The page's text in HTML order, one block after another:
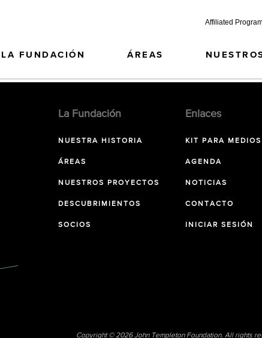
Affiliated
LA FUNDACIÓN ÁREAS
La Fundación
NUESTRA HISTORIA
ÁREAS
NUESTROS PROYECTOS
DESCUBRIMIENTOS
SOCIOS
Enlaces
KIT PARA MEDIOS
AGENDA
NOTICIAS
CONTACTO
INICIAR SESIÓN
Copyright © 2026 John Templeton Foundation. All rights